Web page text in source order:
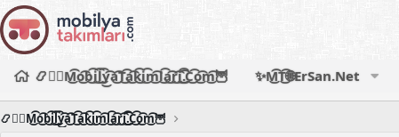
📿🧙‍♂️M͜͡o͜͡b͜͡i͜͡l͜͡y͜͡a͜͡T͜͡a͜͡k͜͡i͜͡m͜͡l͜͡a͜͡r͜͡i͜͡.͜͡C͜͡o͜͡m͜͡🦉 ✨M͜͡T͜͡🌐ErSan.Net
📿🧙‍♂️M͜͡o͜͡b͜͡i͜͡l͜͡y͜͡a͜͡T͜͡a͜͡k͜͡i͜͡m͜͡l͜͡a͜͡r͜͡i͜͡.͜͡C͜͡o͜͡m͜͡🦉